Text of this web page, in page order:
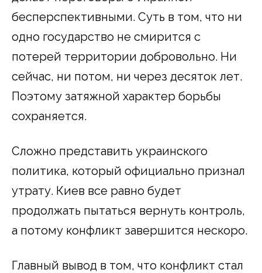
бесперспективными. Суть в том, что ни
одно государство не смирится с
потерей территории добровольно. Ни
сейчас, ни потом, ни через десяток лет.
Поэтому затяжной характер борьбы
сохраняется.
Сложно представить украинского
политика, который официально признал
утрату. Киев все равно будет
продолжать пытаться вернуть контроль,
а потому конфликт завершится нескоро.
Главный вывод в том, что конфликт стал